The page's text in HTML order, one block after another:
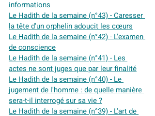
informations
Le Hadith de la semaine (n°43) - Caresser
la tête d'un orphelin adoucit les cœurs
Le Hadith de la semaine (n°42) - L'examen
de conscience
Le Hadith de la semaine (n°41) - Les
actes ne sont juges que par leur finalité
Le Hadith de la semaine (n°40) - Le
jugement de l'homme : de quelle manière
sera-t-il interrogé sur sa vie ?
Le Hadith de la semaine (n°39) - L'art de